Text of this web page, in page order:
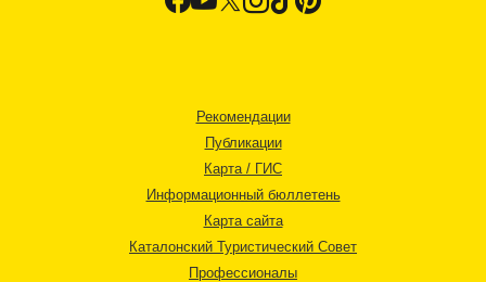
Рекомендации
Публикации
Карта / ГИС
Информационный бюллетень
Карта сайта
Каталонский Туристический Совет
Профессионалы